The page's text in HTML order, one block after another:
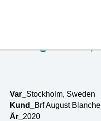
Var_ Stockholm, Sweden
Kund_
Brf August Blanche
År_ 2020